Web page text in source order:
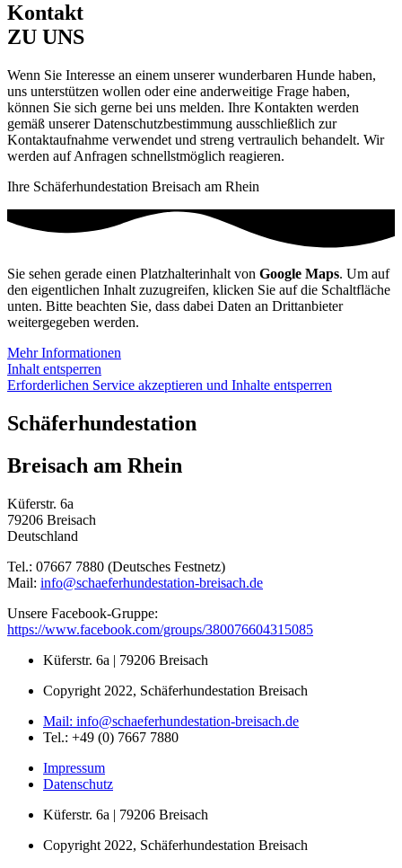
Kontakt
ZU UNS
Wenn Sie Interesse an einem unserer wunderbaren Hunde haben,
uns unterstützen wollen oder eine anderweitige Frage haben,
können Sie sich gerne bei uns melden. Ihre Kontakten werden
gemäß unserer Datenschutzbestimmung ausschließlich zur
Kontaktaufnahme verwendet und streng vertraulich behandelt. Wir
werden auf Anfragen schnellstmöglich reagieren.
Ihre Schäferhundestation Breisach am Rhein
Sie sehen gerade einen Platzhalterinhalt von Google Maps. Um auf
den eigentlichen Inhalt zuzugreifen, klicken Sie auf die Schaltfläche
unten. Bitte beachten Sie, dass dabei Daten an Drittanbieter
weitergegeben werden.
Mehr Informationen
Inhalt entsperren
Erforderlichen Service akzeptieren und Inhalte entsperren
Schäferhundestation
Breisach am Rhein
Küferstr. 6a
79206 Breisach
Deutschland
Tel.: 07667 7880 (Deutsches Festnetz)
Mail: info@schaeferhundestation-breisach.de
Unsere Facebook-Gruppe:
https://www.facebook.com/groups/380076604315085
Küferstr. 6a | 79206 Breisach
Copyright 2022, Schäferhundestation Breisach
Mail: info@schaeferhundestation-breisach.de
Tel.: +49 (0) 7667 7880
Impressum
Datenschutz
Küferstr. 6a | 79206 Breisach
Copyright 2022, Schäferhundestation Breisach